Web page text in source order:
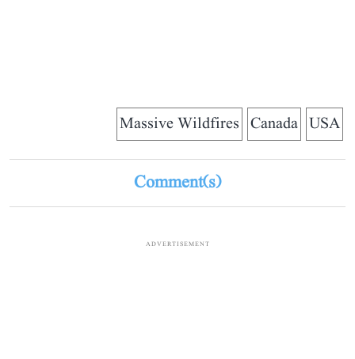
USA
Canada
Massive Wildfires
Comment(s)
ADVERTISEMENT